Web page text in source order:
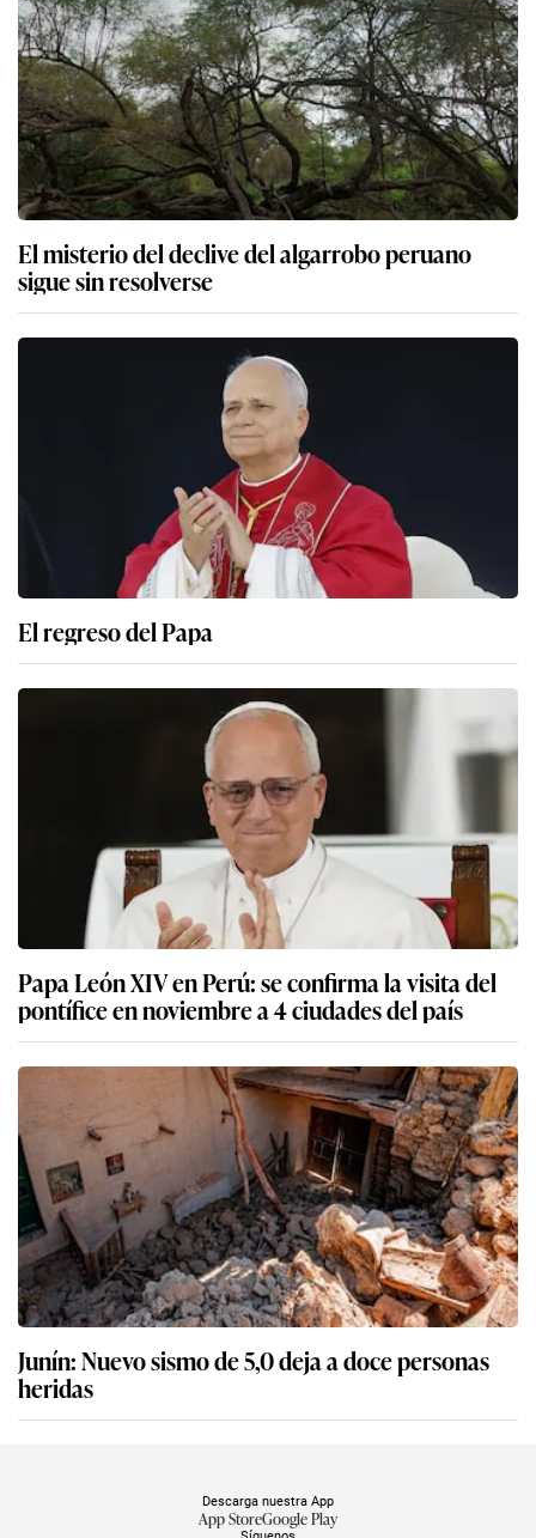
El misterio del declive del algarrobo peruano
sigue sin resolverse
El regreso del Papa
Papa León XIV en Perú: se confirma la visita del
pontífice en noviembre a 4 ciudades del país
Junín: Nuevo sismo de 5,0 deja a doce personas
heridas
Descarga nuestra App
App StoreGoogle Play